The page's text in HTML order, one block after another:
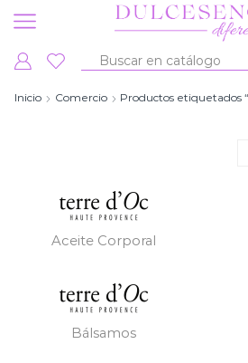
Inicio Comercio Productos etiquetados
Aceite Corporal
Bálsamos